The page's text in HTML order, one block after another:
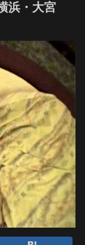
浜・大宮